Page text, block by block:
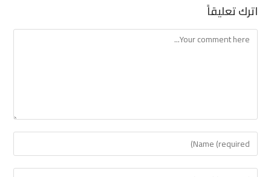
اترك تعليقاً